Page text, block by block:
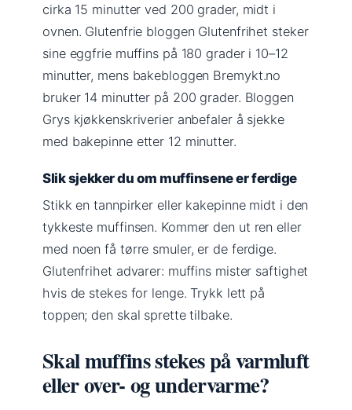
cirka 15 minutter ved 200 grader, midt i
ovnen. Glutenfrie bloggen Glutenfrihet steker
sine eggfrie muffins på 180 grader i 10–12
minutter, mens bakebloggen Bremykt.no
bruker 14 minutter på 200 grader. Bloggen
Grys kjøkkenskriverier anbefaler å sjekke
med bakepinne etter 12 minutter.
Slik sjekker du om muffinsene er ferdige
Stikk en tannpirker eller kakepinne midt i den
tykkeste muffinsen. Kommer den ut ren eller
med noen få tørre smuler, er de ferdige.
Glutenfrihet advarer: muffins mister saftighet
hvis de stekes for lenge. Trykk lett på
toppen; den skal sprette tilbake.
Skal muffins stekes på varmluft
eller over- og undervarme?